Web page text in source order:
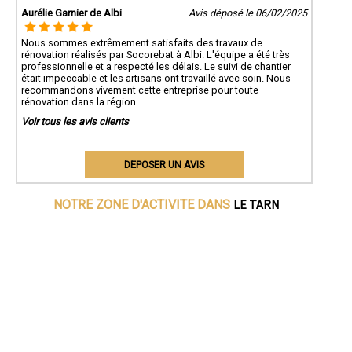
Aurélie Garnier de Albi Avis déposé le 06/02/2025
Nous sommes extrêmement satisfaits des travaux de
rénovation réalisés par Socorebat à Albi. L'équipe a été très
professionnelle et a respecté les délais. Le suivi de chantier
était impeccable et les artisans ont travaillé avec soin. Nous
recommandons vivement cette entreprise pour toute
rénovation dans la région.
Voir tous les avis clients
DEPOSER UN AVIS
NOTRE ZONE D'ACTIVITE DANS LE TARN